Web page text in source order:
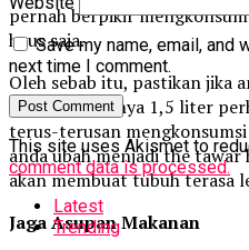
pernah berpikir
haus saja.
Oleh sebab itu, pastikan jika
cairan sedikitnya 1,5 liter
terus-terusan
anda ubah menjadi the
akan membuat tubuh terasa
Jaga Asupan Makanan
Save my name, email,
next time I comment.
This site uses Akismet to
comment data is processed.
Latest
Trending